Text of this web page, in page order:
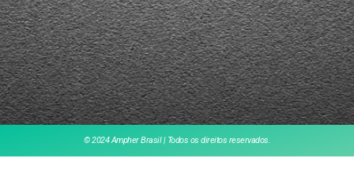
© 2024 Ampher Brasil | Todos os direitos reservados.